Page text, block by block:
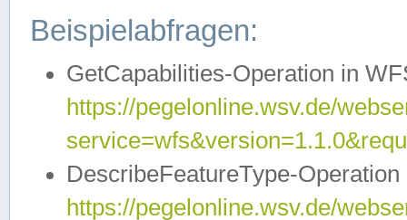
Beispielabfragen:
GetCapabilities-Operation in
https://pegelonline.wsv.de/
DescribeFeatureType-
https://pegelonline.wsv.de/